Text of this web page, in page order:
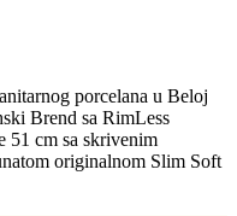
RSD.
porcelana u Beloj
Brend sa RimLess
51 cm sa skrivenim
originalnom Slim Soft